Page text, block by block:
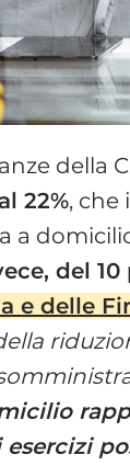
della
22%, che
a
del 10
e delle